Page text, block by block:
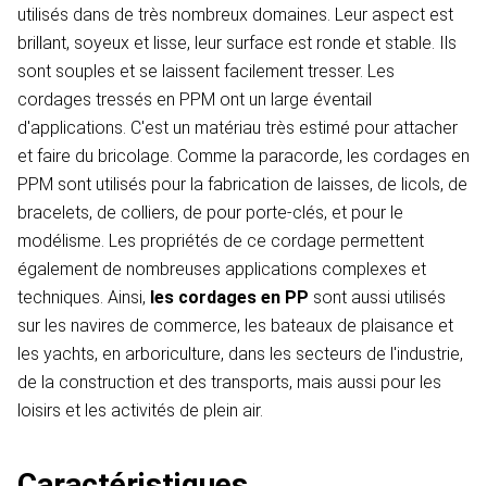
utilisés dans de très nombreux domaines. Leur aspect est
brillant, soyeux et lisse, leur surface est ronde et stable. Ils
sont souples et se laissent facilement tresser. Les
cordages tressés en PPM ont un large éventail
d'applications. C'est un matériau très estimé pour attacher
et faire du bricolage. Comme la paracorde, les cordages en
PPM sont utilisés pour la fabrication de laisses, de licols, de
bracelets, de colliers, de pour porte-clés, et pour le
modélisme. Les propriétés de ce cordage permettent
également de nombreuses applications complexes et
techniques. Ainsi, les cordages en PP sont aussi utilisés
sur les navires de commerce, les bateaux de plaisance et
les yachts, en arboriculture, dans les secteurs de l'industrie,
de la construction et des transports, mais aussi pour les
loisirs et les activités de plein air.